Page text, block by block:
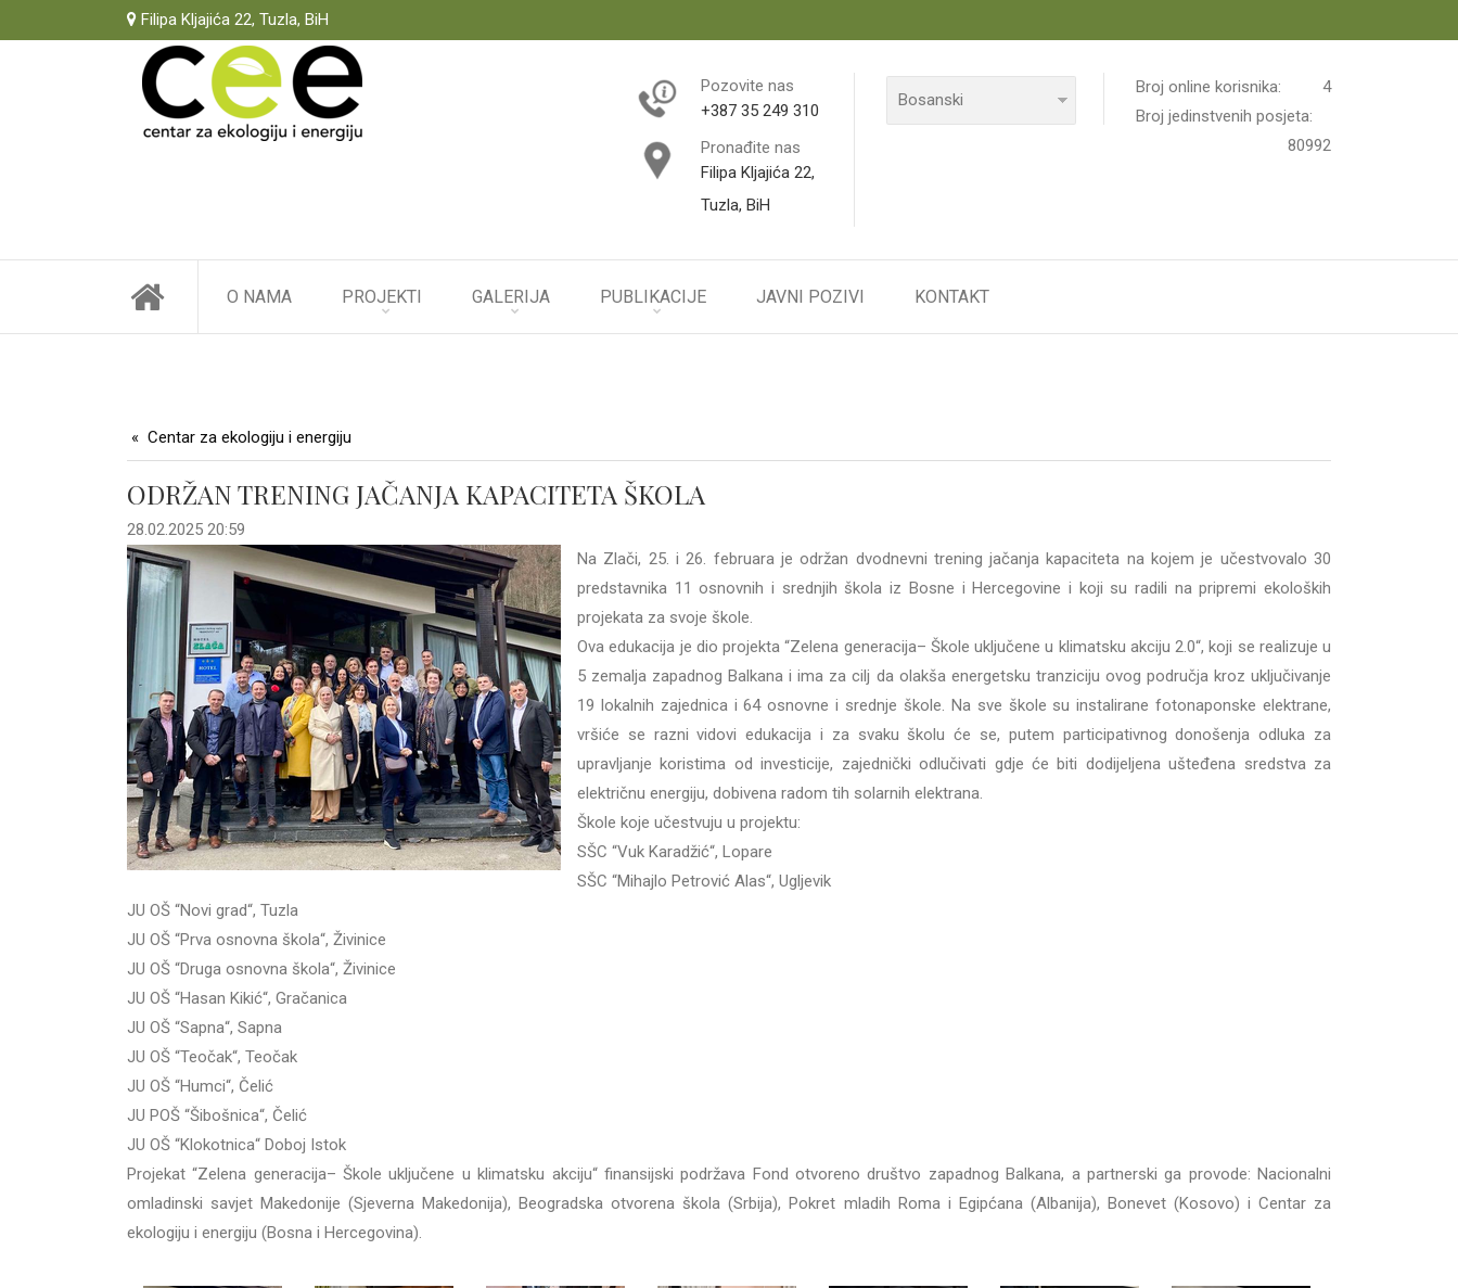
Filipa Kljajića 22, Tuzla, BiH
Pozovite nas
+387 35 249 310
Pronađite nas
Filipa Kljajića 22,
Tuzla, BiH
Broj online korisnika:
4
Broj jedinstvenih posjeta:
80992
O NAMA PROJEKTI GALERIJA PUBLIKACIJE JAVNI POZIVI KONTAKT
Centar za ekologiju i energiju
ODRŽAN TRENING JAČANJA KAPACITETA ŠKOLA
28.02.2025 20:59
Na Zlači, 25. i 26. februara je održan dvodnevni trening jačanja kapaciteta na kojem je učestvovalo 30
predstavnika 11 osnovnih i srednjih škola iz Bosne i Hercegovine i koji su radili na pripremi ekoloških
projekata za svoje škole.
Ova edukacija je dio projekta “Zelena generacija– Škole uključene u klimatsku akciju 2.0“, koji se realizuje u
5 zemalja zapadnog Balkana i ima za cilj da olakša energetsku tranziciju ovog područja kroz uključivanje
19 lokalnih zajednica i 64 osnovne i srednje škole. Na sve škole su instalirane fotonaponske elektrane,
vršiće se razni vidovi edukacija i za svaku školu će se, putem participativnog donošenja odluka za
upravljanje koristima od investicije, zajednički odlučivati gdje će biti dodijeljena ušteđena sredstva za
električnu energiju, dobivena radom tih solarnih elektrana.
Škole koje učestvuju u projektu:
SŠC “Vuk Karadžić“, Lopare
SŠC “Mihajlo Petrović Alas“, Ugljevik
JU OŠ “Novi grad“, Tuzla
JU OŠ “Prva osnovna škola“, Živinice
JU OŠ “Druga osnovna škola“, Živinice
JU OŠ “Hasan Kikić“, Gračanica
JU OŠ “Sapna“, Sapna
JU OŠ “Teočak“, Teočak
JU OŠ “Humci“, Čelić
JU POŠ “Šibošnica“, Čelić
JU OŠ “Klokotnica“ Doboj Istok
Projekat “Zelena generacija– Škole uključene u klimatsku akciju“ finansijski podržava Fond otvoreno društvo zapadnog Balkana, a partnerski ga provode: Nacionalni
omladinski savjet Makedonije (Sjeverna Makedonija), Beogradska otvorena škola (Srbija), Pokret mladih Roma i Egipćana (Albanija), Bonevet (Kosovo) i Centar za
ekologiju i energiju (Bosna i Hercegovina).